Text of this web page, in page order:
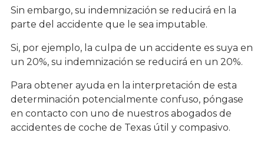
Sin embargo, su indemnización se reducirá en la
parte del accidente que le sea imputable.
Si, por ejemplo, la culpa de un accidente es suya en
un 20%, su indemnización se reducirá en un 20%.
Para obtener ayuda en la interpretación de esta
determinación potencialmente confuso, póngase
en contacto con uno de nuestros abogados de
accidentes de coche de Texas útil y compasivo.